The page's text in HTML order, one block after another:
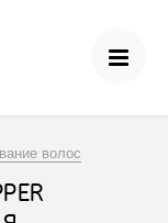
волос